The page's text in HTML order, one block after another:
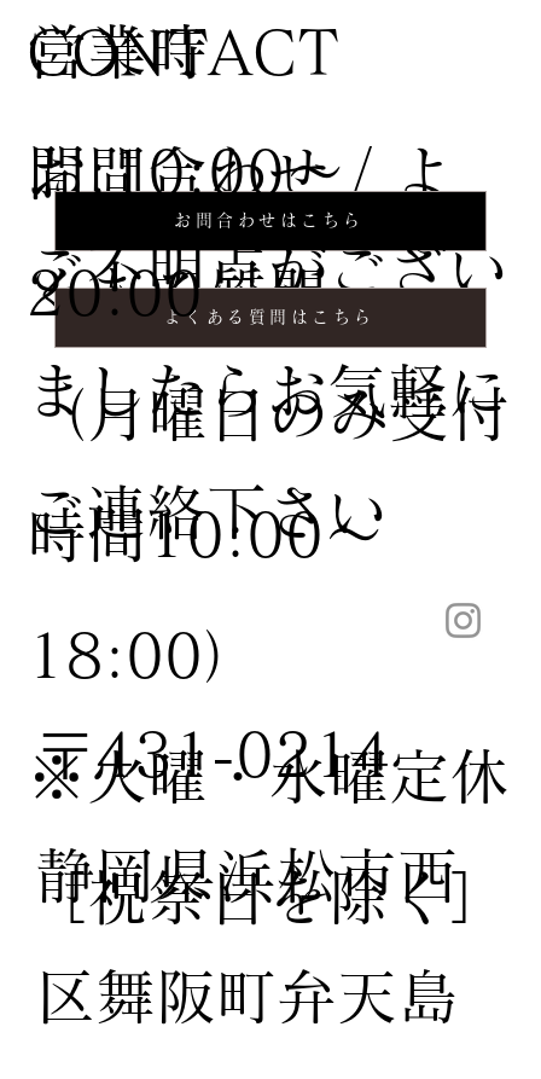
CONTACT
お問合わせ / よ
くある質問
お問合わせはこちら
ご不明点がござい
ましたらお気軽に
ご連絡下さい
よくある質問はこちら
営業時
間:10:00〜
20:00
（月曜日のみ受付
時間10:00〜
18:00）
※火曜・水曜定休
［祝祭日を除く］
〒431-0214
静岡県浜松市西
区舞阪町弁天島